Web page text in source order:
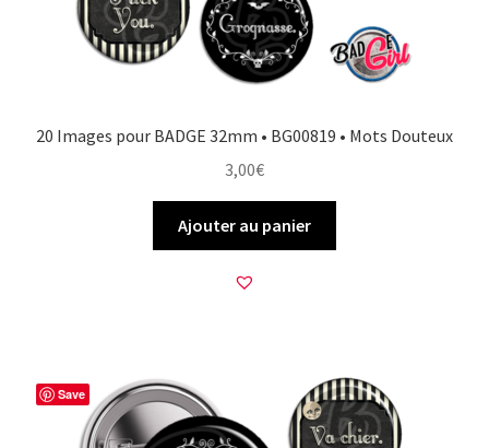
20 Images pour BADGE 32mm • BG00819 • Mots Douteux
3,00€
Ajouter au panier
Save